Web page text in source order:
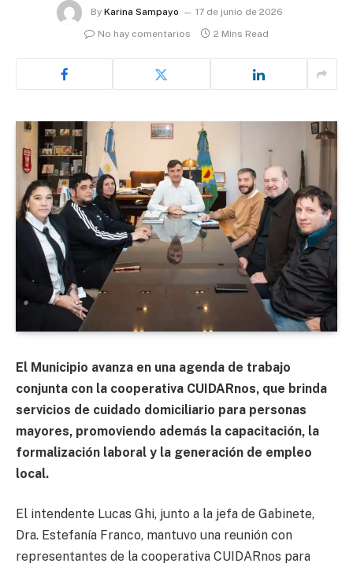
By Karina Sampayo
17 de junio de 2026
No hay comentarios
2 Mins Read
El Municipio avanza en una agenda de trabajo
conjunta con la cooperativa CUIDARnos, que brinda
servicios de cuidado domiciliario para personas
mayores, promoviendo además la capacitación, la
formalización laboral y la generación de empleo
local.
El intendente Lucas Ghi, junto a la jefa de Gabinete,
Dra. Estefanía Franco, mantuvo una reunión con
representantes de la cooperativa CUIDARnos para